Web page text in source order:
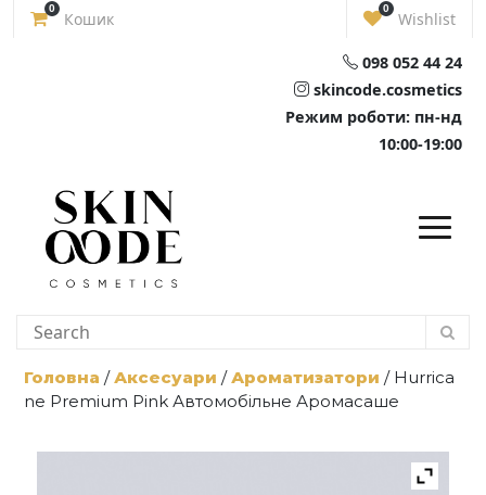
Skip
0
Кошик
0
Wishlist
098 052 44 24
skincode.cosmetics
Режим роботи: пн-нд
10:00-19:00
Головна /Аксесуари /Ароматизатори / Hurrica
ne Premium Pink Автомобільне Аромасаше